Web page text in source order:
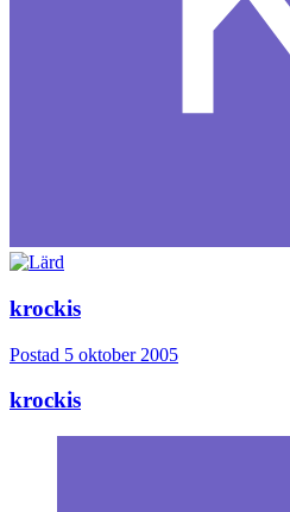
krockis
Postad 5 oktober 2005
krockis